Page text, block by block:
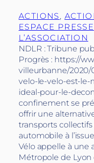
ACTIONS ,
ESPACE PRESSE
L’ASSOCIATION
NDLR : Tribune
Progrès : https://
villeurbanne/2020/
velo-le-velo-est-
ideal-pour-le-
confinement se
offrir une
transports
automobile à
Vélo appelle à une
Métropole de Lyon